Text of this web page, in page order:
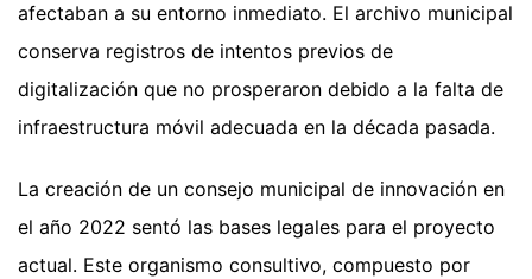
afectaban a su entorno inmediato. El archivo municipal
conserva registros de intentos previos de
digitalización que no prosperaron debido a la falta de
infraestructura móvil adecuada en la década pasada.
La creación de un consejo municipal de innovación en
el año 2022 sentó las bases legales para el proyecto
actual. Este organismo consultivo, compuesto por